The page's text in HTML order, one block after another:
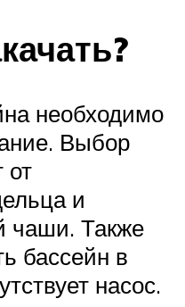
необходимо
Выбор
от
и
чаши. Также
бассейн в
насос.